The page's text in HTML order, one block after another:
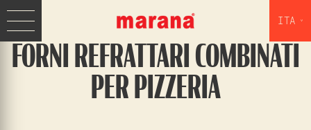
ITA
FORNI REFRATTARI COMBINATI
PER PIZZERIA